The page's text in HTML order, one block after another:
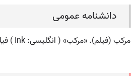
دانشنامه عمومی
مرکب (فیلم). «مرکب» ( انگلیسی: Ink ) فیلمی در ژانر فانتزی است به کارگردانی و نویسندگی Jamin Winans که در سال ۲۰۰۹ منتشر شد.